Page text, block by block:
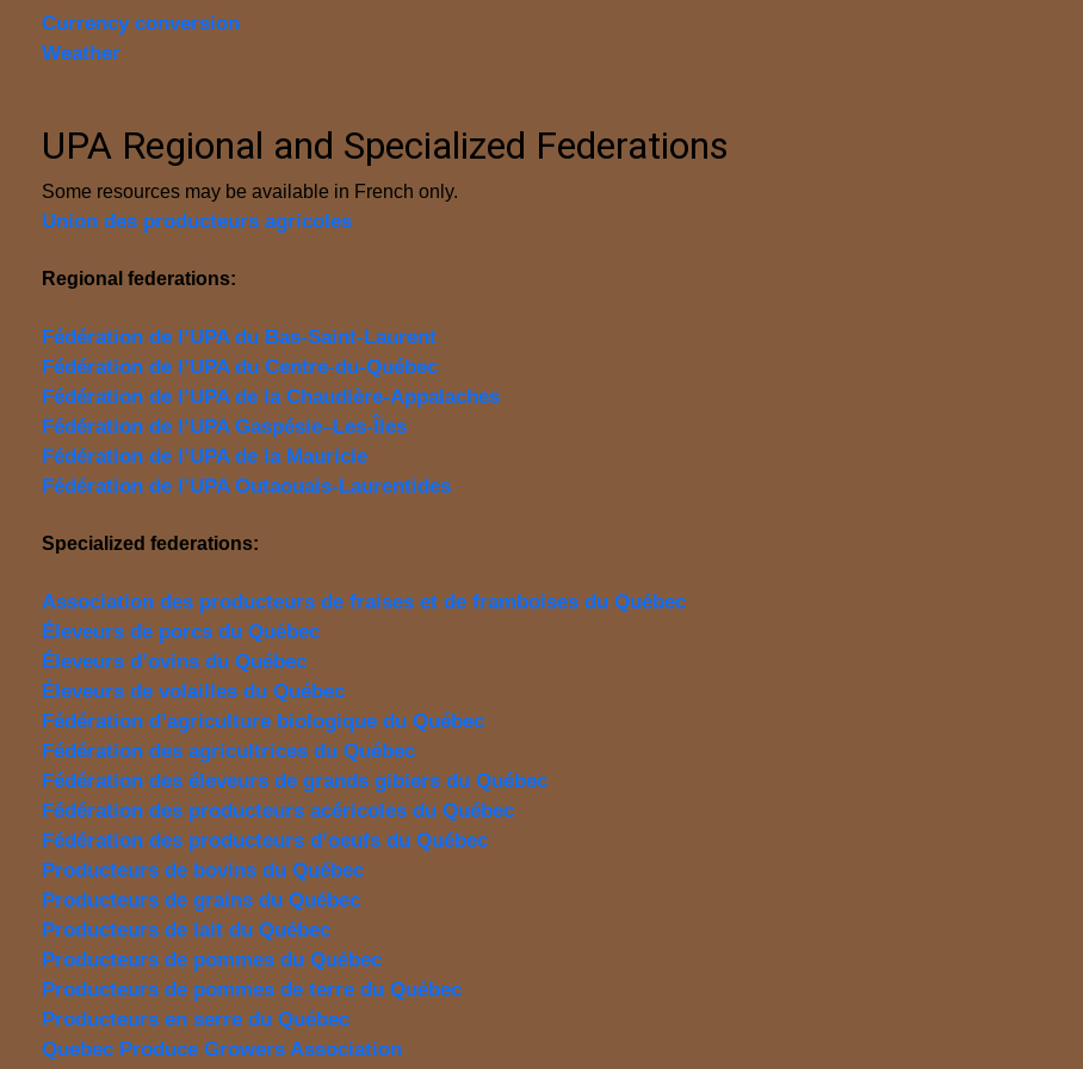
Currency conversion
Weather
UPA Regional and Specialized Federations
Some resources may be available in French only.
Union des producteurs agricoles
Regional federations:
Fédération de l’UPA du Bas-Saint-Laurent
Fédération de l’UPA du Centre-du-Québec
Fédération de l’UPA de la Chaudière-Appalaches
Fédération de l’UPA Gaspésie–Les-Îles
Fédération de l’UPA de la Mauricie
Fédération de l’UPA Outaouais-Laurentides
Specialized federations:
Association des producteurs de fraises et de framboises du Québec
Éleveurs de porcs du Québec
Éleveurs d’ovins du Québec
Éleveurs de volailles du Québec
Fédération d’agriculture biologique du Québec
Fédération des agricultrices du Québec
Fédération des éleveurs de grands gibiers du Québec
Fédération des producteurs acéricoles du Québec
Fédération des producteurs d’oeufs du Québec
Producteurs de bovins du Québec
Producteurs de grains du Québec
Producteurs de lait du Québec
Producteurs de pommes du Québec
Producteurs de pommes de terre du Québec
Producteurs en serre du Québec
Quebec Produce Growers Association